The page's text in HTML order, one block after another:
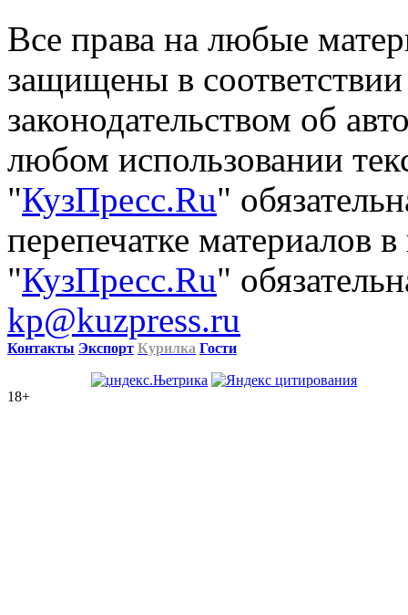
Все права на любые
защищены в
законодательством об
любом использовании
"КузПресс.Ru"
перепечатке материалов
"КузПресс.Ru"
kp@kuzpress.ru
Контакты Экспорт Курилка Гости
18+